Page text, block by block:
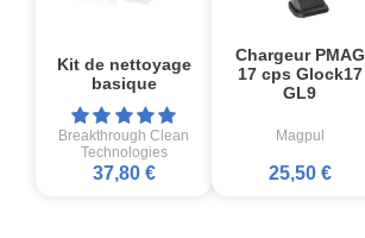
Kit de nettoyage
basique
Breakthrough Clean
Technologies
37,80 €
Chargeur PMAG
17 cps Glock17
GL9
Magpul
25,50 €